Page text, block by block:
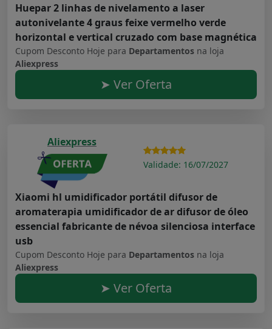
Huepar 2 linhas de nivelamento a laser
autonivelante 4 graus feixe vermelho verde
horizontal e vertical cruzado com base magnética
Cupom Desconto Hoje para Departamentos na loja
Aliexpress
➤ Ver Oferta
Aliexpress
Validade: 16/07/2027
Xiaomi hl umidificador portátil difusor de
aromaterapia umidificador de ar difusor de óleo
essencial fabricante de névoa silenciosa interface
usb
Cupom Desconto Hoje para Departamentos na loja
Aliexpress
➤ Ver Oferta